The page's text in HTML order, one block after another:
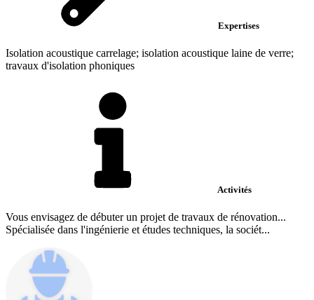
Expertises
Isolation acoustique carrelage; isolation acoustique laine de verre;
travaux d'isolation phoniques
Activités
Vous envisagez de débuter un projet de travaux de rénovation...
Spécialisée dans l'ingénierie et études techniques, la sociét...